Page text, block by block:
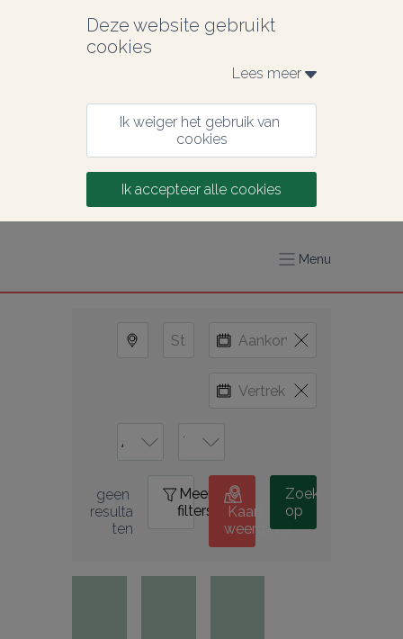
Deze website gebruikt
cookies
Lees meer
Ik weiger het gebruik van
cookies
Ik accepteer alle cookies
Menu
geen
resulta
ten
Meer
filters
Kaart
weergeven
Zoek
op